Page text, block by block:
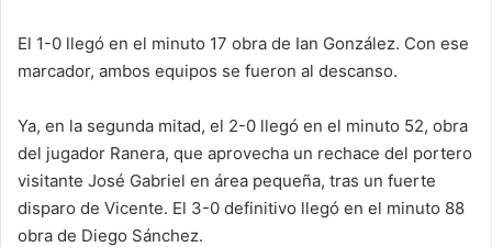
El 1-0 llegó en el minuto 17 obra de Ian González. Con ese
marcador, ambos equipos se fueron al descanso.
Ya, en la segunda mitad, el 2-0 llegó en el minuto 52, obra
del jugador Ranera, que aprovecha un rechace del portero
visitante José Gabriel en área pequeña, tras un fuerte
disparo de Vicente. El 3-0 definitivo llegó en el minuto 88
obra de Diego Sánchez.